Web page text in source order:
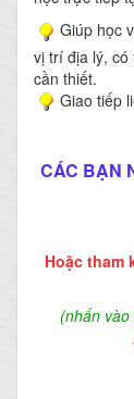
Giúp học
vị trí địa lý,
cần thiết.
Giao tiếp
CÁC BẠN
Hoặc tham
(nhấn